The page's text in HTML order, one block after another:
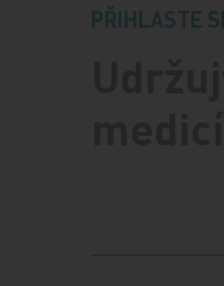
PŘIHLASTE